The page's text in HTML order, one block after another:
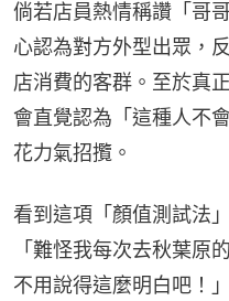
倘若店員熱情稱讚「哥
心認為對方外型出眾，
店消費的客群。至於真
會直覺認為「這種人不
花力氣招攬。
看到這項「顏值測試法
「難怪我每次去秋葉原
不用說得這麼明白吧！」